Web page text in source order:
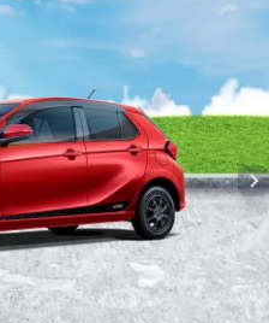
belakang, Tampak
medum angle, Rear
Angle.